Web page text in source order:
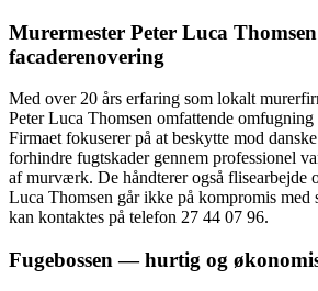
Murermester Peter Luca
facaderenovering
Med over 20 års erfaring som lokalt
Peter Luca Thomsen omfattende
Firmaet fokuserer på at beskytte mod
forhindre fugtskader gennem professionel
af murværk. De håndterer også flisearbejde
Luca Thomsen går ikke på kompromis med
kan kontaktes på telefon 27 44 07 96.
Fugebossen — hurtig og